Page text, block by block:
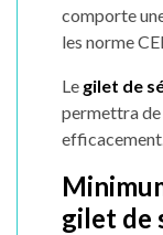
comporte
les norme
Le gilet de
permettra
efficacement.
gilet de